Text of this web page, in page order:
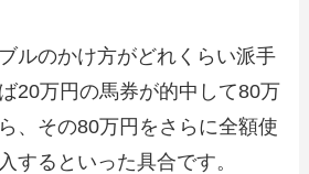
ルのかけ方がどれくらい派手
20万円の馬券が的中して80万
、その80万円をさらに全額使
するといった具合です。